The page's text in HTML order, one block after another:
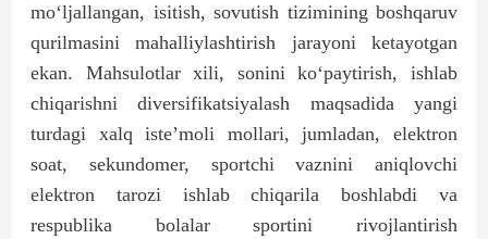
mo‘ljallangan, isitish, sovutish tizimining boshqaruv
qurilmasini mahalliylashtirish jarayoni ketayotgan
ekan. Mahsulotlar xili, sonini ko‘paytirish, ishlab
chiqarishni diversifikatsiyalash maqsadida yangi
turdagi xalq iste’moli mollari, jumladan, elektron
soat, sekundomer, sportchi vaznini aniqlovchi
elektron tarozi ishlab chiqarila boshlabdi va
respublika bolalar sportini rivojlantirish